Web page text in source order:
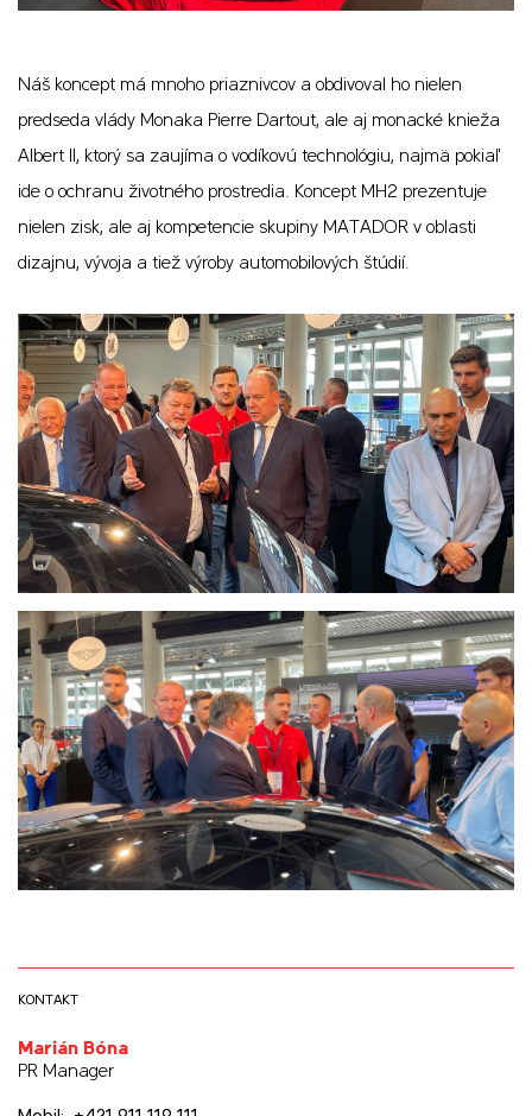
Náš koncept má mnoho priaznivcov a obdivoval ho nielen
predseda vlády Monaka Pierre Dartout, ale aj monacké knieža
Albert II, ktorý sa zaujíma o vodíkovú technológiu, najmä pokiaľ
ide o ochranu životného prostredia. Koncept MH2 prezentuje
nielen zisk, ale aj kompetencie skupiny MATADOR v oblasti
dizajnu, vývoja a tiež výroby automobilových štúdií.
KONTAKT
Marián Bóna
PR Manager